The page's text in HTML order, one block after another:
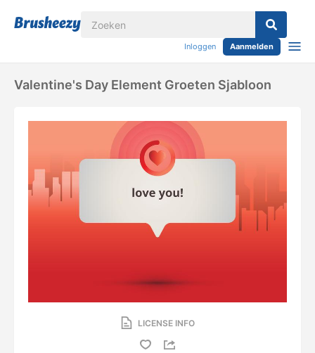
Inloggen Aanmelden
Valentine's Day Element Groeten Sjabloon
LICENSE INFO